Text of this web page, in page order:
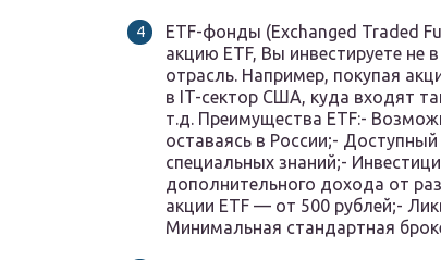
ETF-фонды (Exchanged Traded
акцию ETF, Вы инвестируете не
отрасль. Например, покупая
в IT-сектор США, куда входят
т.д. Преимущества ETF:-
оставаясь в России;-
специальных знаний;-
дополнительного дохода от
акции ETF — от 500 рублей;-
Минимальная стандартная